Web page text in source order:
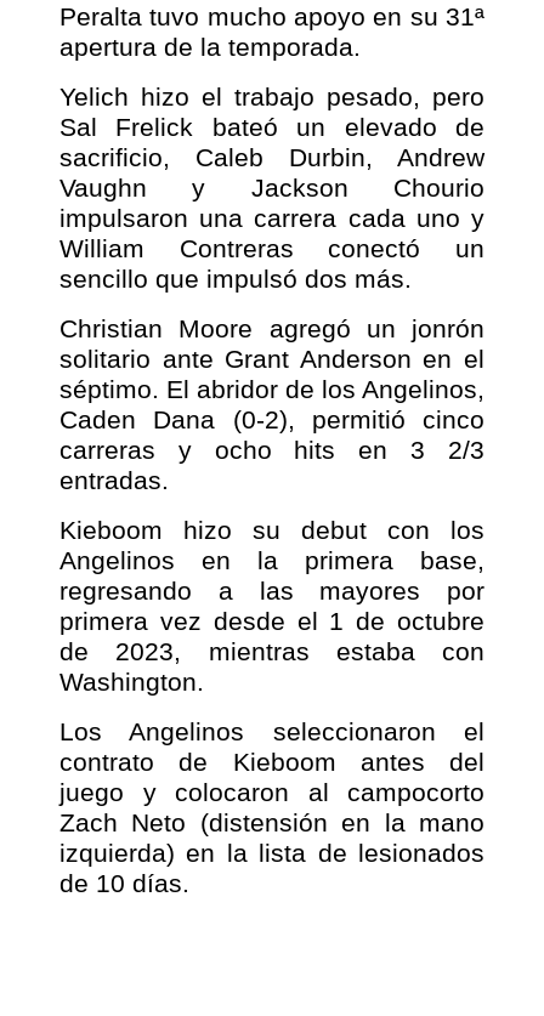
Peralta tuvo mucho apoyo en su 31ª
apertura de la temporada.
Yelich hizo el trabajo pesado, pero
Sal Frelick bateó un elevado de
sacrificio, Caleb Durbin, Andrew
Vaughn y Jackson Chourio
impulsaron una carrera cada uno y
William Contreras conectó un
sencillo que impulsó dos más.
Christian Moore agregó un jonrón
solitario ante Grant Anderson en el
séptimo. El abridor de los Angelinos,
Caden Dana (0-2), permitió cinco
carreras y ocho hits en 3 2/3
entradas.
Kieboom hizo su debut con los
Angelinos en la primera base,
regresando a las mayores por
primera vez desde el 1 de octubre
de 2023, mientras estaba con
Washington.
Los Angelinos seleccionaron el
contrato de Kieboom antes del
juego y colocaron al campocorto
Zach Neto (distensión en la mano
izquierda) en la lista de lesionados
de 10 días.